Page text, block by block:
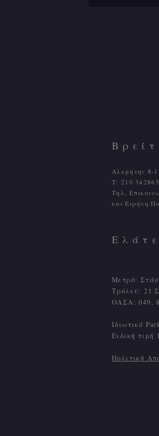
Αλκμήνης 8-
Τ: 210
Τηλ.
και Ειρήνη
Μετρό:
Τρόλεϋ: 21
ΟΑΣΑ: 049,
Ιδιωτικό
Ειδική
Πολιτική